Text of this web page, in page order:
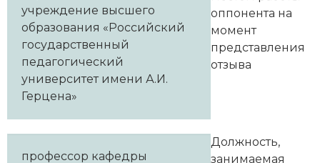
учреждение высшего
образования «Российский
государственный
педагогический
университет имени А.И.
Герцена»
оппонента на
момент
представления
отзыва
профессор кафедры
Должность,
занимаемая